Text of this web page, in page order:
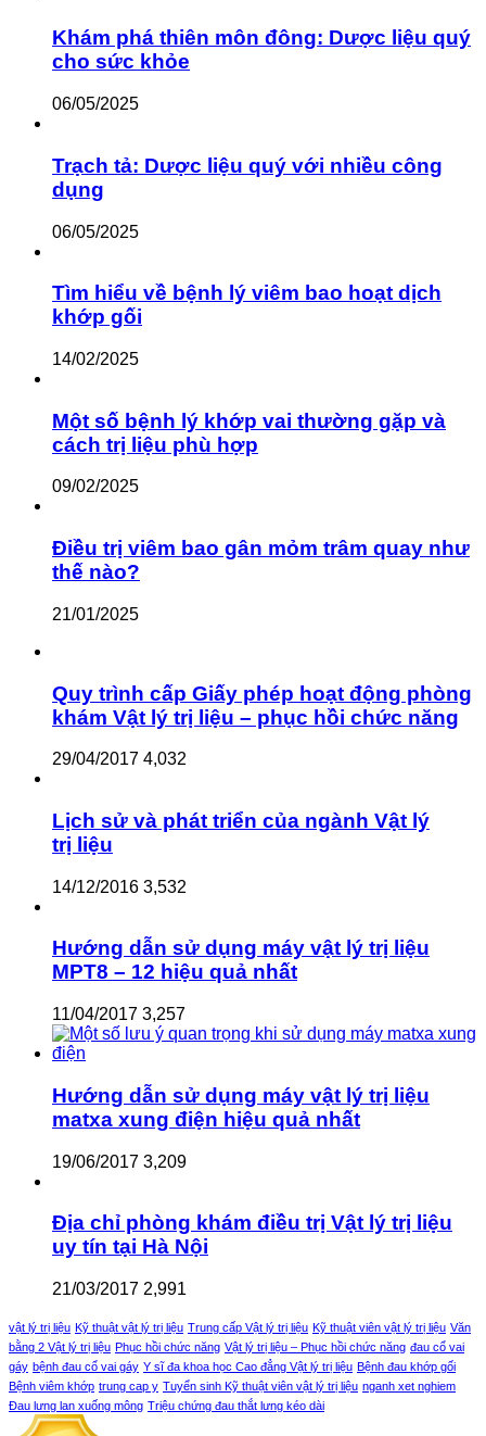
Khám phá thiên môn đông: Dược liệu quý
cho sức khỏe
06/05/2025
Trạch tả: Dược liệu quý với nhiều công
dụng
06/05/2025
Tìm hiểu về bệnh lý viêm bao hoạt dịch
khớp gối
14/02/2025
Một số bệnh lý khớp vai thường gặp và
cách trị liệu phù hợp
09/02/2025
Điều trị viêm bao gân mỏm trâm quay như
thế nào?
21/01/2025
Quy trình cấp Giấy phép hoạt động phòng
khám Vật lý trị liệu – phục hồi chức năng
29/04/2017 4,032
Lịch sử và phát triển của ngành Vật lý
trị liệu
14/12/2016 3,532
Hướng dẫn sử dụng máy vật lý trị liệu
MPT8 – 12 hiệu quả nhất
11/04/2017 3,257
Hướng dẫn sử dụng máy vật lý trị liệu
matxa xung điện hiệu quả nhất
19/06/2017 3,209
Địa chỉ phòng khám điều trị Vật lý trị liệu
uy tín tại Hà Nội
21/03/2017 2,991
vật lý trị liệu Kỹ thuật vật lý trị liệu Trung cấp Vật lý trị liệu Kỹ thuật viên vật lý trị liệu Văn
bằng 2 Vật lý trị liệu Phục hồi chức năng Vật lý trị liệu – Phục hồi chức năng đau cổ vai
gáy bệnh đau cổ vai gáy Y sĩ đa khoa học Cao đẳng Vật lý trị liệu Bệnh đau khớp gối
Bệnh viêm khớp trung cap y Tuyển sinh Kỹ thuật viên vật lý trị liệu nganh xet nghiem
Đau lưng lan xuống mông Triệu chứng đau thắt lưng kéo dài